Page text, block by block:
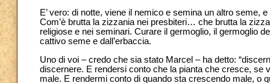
E’ vero: di notte, viene il nemico e semina un altro seme,
Com’è brutta la zizzania nei presbiteri… che brutta la
religiose e nei seminari. Curare il germoglio, il germoglio
cattivo seme e dall’erbaccia.
Uno di voi – credo che sia stato Marcel – ha detto:
discernere. E rendersi conto che la pianta che cresce, se
male. E rendermi conto di quando sta crescendo male, o